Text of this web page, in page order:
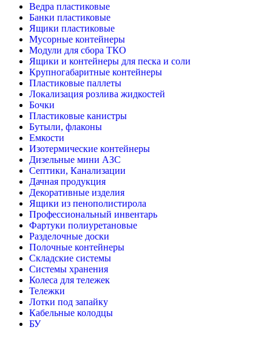
Ведра пластиковые
Банки пластиковые
Ящики пластиковые
Мусорные контейнеры
Модули для сбора ТКО
Ящики и контейнеры для песка и соли
Крупногабаритные контейнеры
Пластиковые паллеты
Локализация розлива жидкостей
Бочки
Пластиковые канистры
Бутыли, флаконы
Емкости
Изотермические контейнеры
Дизельные мини АЗС
Септики, Канализации
Дачная продукция
Декоративные изделия
Ящики из пенополистирола
Профессиональный инвентарь
Фартуки полиуретановые
Разделочные доски
Полочные контейнеры
Складские системы
Системы хранения
Колеса для тележек
Тележки
Лотки под запайку
Кабельные колодцы
БУ